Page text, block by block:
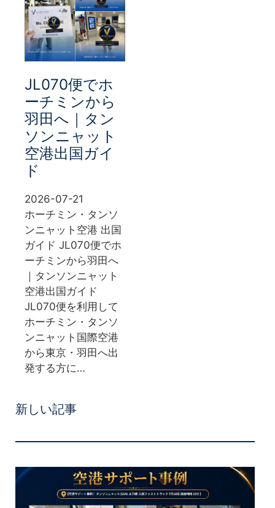
JL070便でホ
ーチミンから
羽田へ｜タン
ソンニャット
空港出国ガイ
ド
2026-07-21
ホーチミン・タンソ
ンニャット空港 出国
ガイド JL070便でホ
ーチミンから羽田へ
｜タンソンニャット
空港出国ガイド
JL070便を利用して
ホーチミン・タンソ
ンニャット国際空港
から東京・羽田へ出
発する方に…
新しい記事